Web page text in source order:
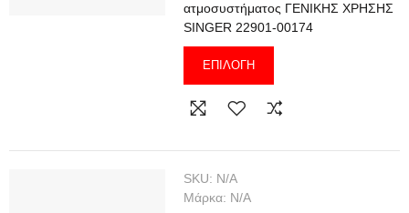
ατμοσυστήματος ΓΕΝΙΚΗΣ ΧΡΗΣΗΣ
SINGER 22901-00174
ΕΠΙΛΟΓΉ
SKU: N/A
Μάρκα: N/A